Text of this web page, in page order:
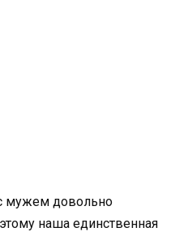
мужем довольно
наша единственная